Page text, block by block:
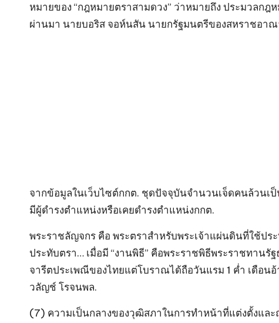
หมายของ “กฎหมายตราสามดวง” ว่าหมายถึง ประมวล
ผ่านมา นายบอริส จอห์นสัน นายกรัฐมนตรีของสหราชอา
จากข้อมูลในเว็บไซต์กกต. ชุดปัจจุบันจำนวนเจ็ดคนล้วนเ
มีผู้ดำรงตำแหน่งหรือเคยดำรงตำแหน่งกกต.
พระราชลัญจกร คือ พระตราสำหรับพระเจ้าแผ่นดินที่ใช้ป
ประทับตรา… เมื่อมี “งานพิธี” คือพระราชพิธีพระราชทาน
จารีตประเพณีของไทยแต่โบราณได้ถือวันแรม 1 ค่ำ เดือน
วลัญช์ โรจนพล.
(7) ความเป็นกลางของวุฒิสภาในการทำหน้าที่แต่งตั้งแล